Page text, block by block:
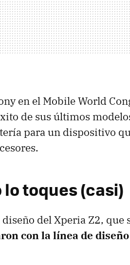
en el Mobile World
de sus últimos
para un dispositivo
toques (casi)
del Xperia Z2, que
con la línea de diseño